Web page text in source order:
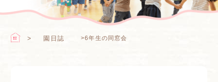
園日誌 >6年生の同窓会